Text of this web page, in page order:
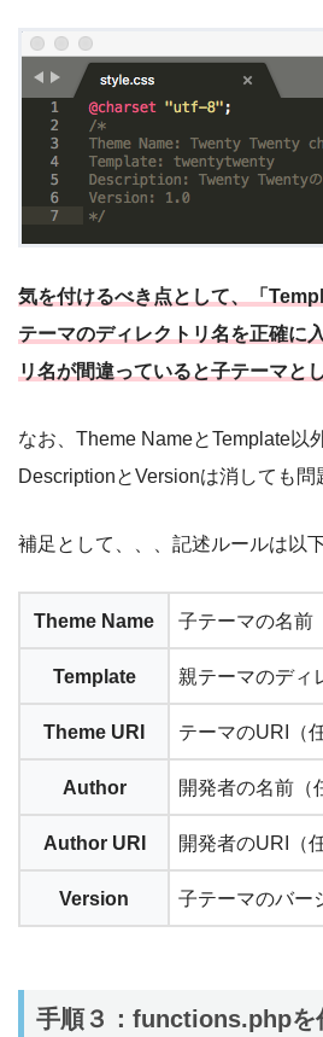
気を付けるべき点として、「
テーマのディレクトリ名を正確に
リ名が間違っていると子テーマと
なお、Theme NameとTemplate以
DescriptionとVersionは消しても問
補足として、、、記述ルールは以
Theme Name 子テーマの名前
Template 親テーマのディ
Theme URI テーマのURI（
Author 開発者の名前（
Author URI 開発者のURI（
Version 子テーマのバー
手順３：functions.phpを